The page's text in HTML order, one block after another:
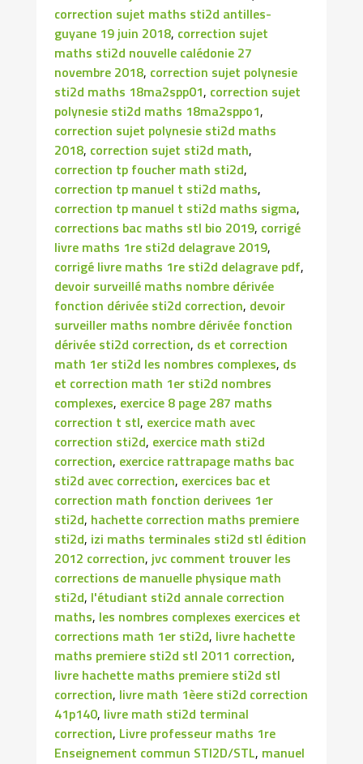
correction sujet maths sti2d antilles-
guyane 19 juin 2018, correction sujet
maths sti2d nouvelle calédonie 27
novembre 2018, correction sujet polynesie
sti2d maths 18ma2spp01, correction sujet
polynesie sti2d maths 18ma2sppo1,
correction sujet polynesie sti2d maths
2018, correction sujet sti2d math,
correction tp foucher math sti2d,
correction tp manuel t sti2d maths,
correction tp manuel t sti2d maths sigma,
corrections bac maths stl bio 2019, corrigé
livre maths 1re sti2d delagrave 2019,
corrigé livre maths 1re sti2d delagrave pdf,
devoir surveillé maths nombre dérivée
fonction dérivée sti2d correction, devoir
surveiller maths nombre dérivée fonction
dérivée sti2d correction, ds et correction
math 1er sti2d les nombres complexes, ds
et correction math 1er sti2d nombres
complexes, exercice 8 page 287 maths
correction t stl, exercice math avec
correction sti2d, exercice math sti2d
correction, exercice rattrapage maths bac
sti2d avec correction, exercices bac et
correction math fonction derivees 1er
sti2d, hachette correction maths premiere
sti2d, izi maths terminales sti2d stl édition
2012 correction,jvc comment trouver les
corrections de manuelle physique math
sti2d, l'étudiant sti2d annale correction
maths, les nombres complexes exercices et
corrections math 1er sti2d, livre hachette
maths premiere sti2d stl 2011 correction,
livre hachette maths premiere sti2d stl
correction, livre math 1èere sti2d correction
41p140, livre math sti2d terminal
correction, Livre professeur maths 1re
Enseignement commun STI2D/STL, manuel